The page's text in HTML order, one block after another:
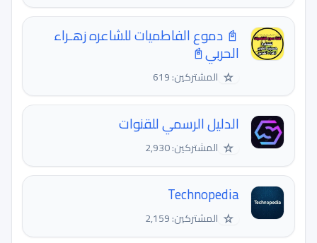
📓 دموع الفاطميات للشاعره زهـراء
الحربي📓
☆ المشتركين: 619
الدليل الرسمي للقنوات
☆ المشتركين: 2,930
Technopedia
☆ المشتركين: 2,159